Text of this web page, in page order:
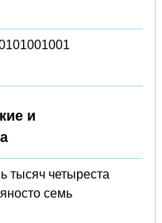
и
тысяч четыреста
семь